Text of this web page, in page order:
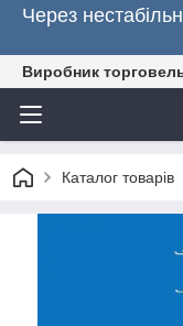
Через
Виробник
Каталог товарів